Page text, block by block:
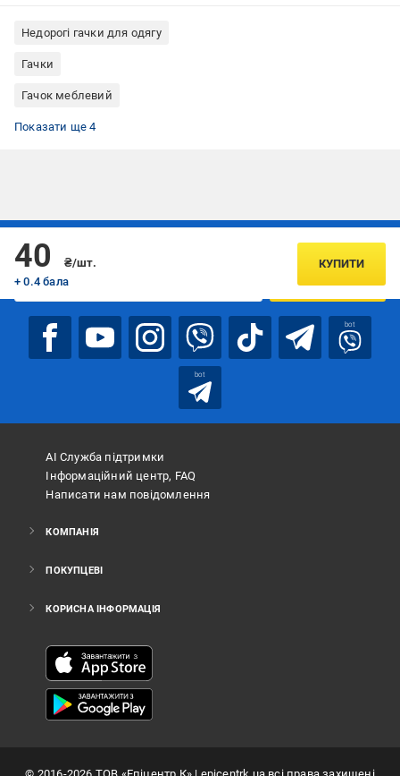
Недорогі гачки для одягу
Гачки
Гачок меблевий
Гачки для одягу пластик
Гачки для одягу декоративний
Гачки для одягу накладний
Гачки для одягу Comit
Показати ще 4
40
₴/шт.
+ 0.4 бала
КУПИТИ
Підписуйтесь, щоб дізнаватись першим про акції та пропозиції
ПІДПИСАТИСЯ
bot
bot
АІ Служба підтримки
Інформаційний центр, FAQ
Написати нам повідомлення
КОМПАНІЯ
ПОКУПЦЕВІ
КОРИСНА ІНФОРМАЦІЯ